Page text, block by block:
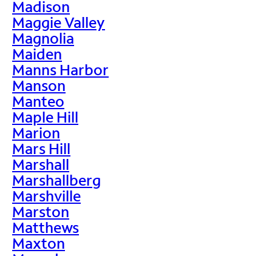
Madison
Maggie Valley
Magnolia
Maiden
Manns Harbor
Manson
Manteo
Maple Hill
Marion
Mars Hill
Marshall
Marshallberg
Marshville
Marston
Matthews
Maxton